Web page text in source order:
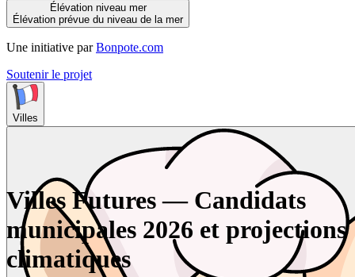
Élévation niveau mer
Élévation prévue du niveau de la mer
Une initiative par Bonpote.com
Soutenir le projet
Villes
Villes Futures — Candidats
municipales 2026 et projections
climatiques